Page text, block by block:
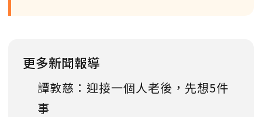
更多新聞報導
譚敦慈：迎接一個人老後，先想5件
事